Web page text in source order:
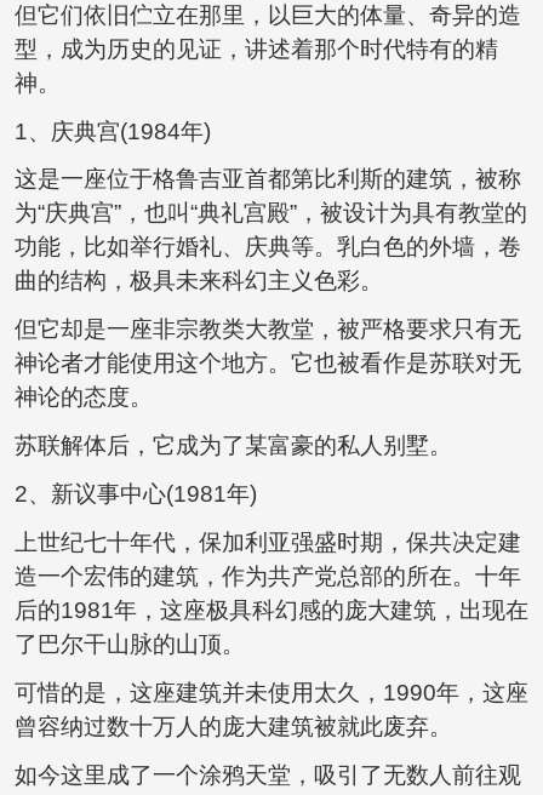
但它们依旧伫立在那里，以巨大的体量、奇异的造
型，成为历史的见证，讲述着那个时代特有的精
神。
1、庆典宫(1984年)
这是一座位于格鲁吉亚首都第比利斯的建筑，被称
为“庆典宫”，也叫“典礼宫殿”，被设计为具有教堂的
功能，比如举行婚礼、庆典等。乳白色的外墙，卷
曲的结构，极具未来科幻主义色彩。
但它却是一座非宗教类大教堂，被严格要求只有无
神论者才能使用这个地方。它也被看作是苏联对无
神论的态度。
苏联解体后，它成为了某富豪的私人别墅。
2、新议事中心(1981年)
上世纪七十年代，保加利亚强盛时期，保共决定建
造一个宏伟的建筑，作为共产党总部的所在。十年
后的1981年，这座极具科幻感的庞大建筑，出现在
了巴尔干山脉的山顶。
可惜的是，这座建筑并未使用太久，1990年，这座
曾容纳过数十万人的庞大建筑被就此废弃。
如今这里成了一个涂鸦天堂，吸引了无数人前往观